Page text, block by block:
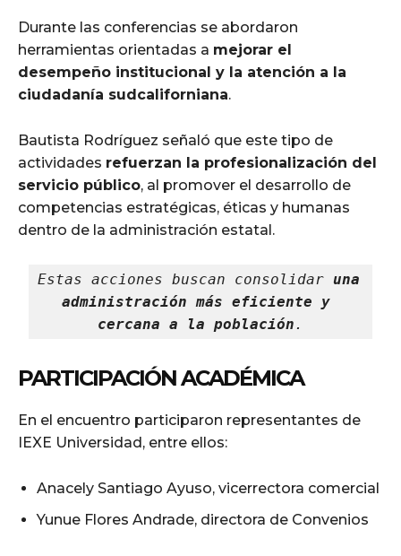
Durante las conferencias se abordaron
herramientas orientadas a mejorar el
desempeño institucional y la atención a la
ciudadanía sudcaliforniana.
Bautista Rodríguez señaló que este tipo de
actividades refuerzan la profesionalización del
servicio público, al promover el desarrollo de
competencias estratégicas, éticas y humanas
dentro de la administración estatal.
Estas acciones buscan consolidar una
administración más eficiente y
cercana a la población.
PARTICIPACIÓN ACADÉMICA
En el encuentro participaron representantes de
IEXE Universidad, entre ellos:
Anacely Santiago Ayuso, vicerrectora comercial
Yunue Flores Andrade, directora de Convenios